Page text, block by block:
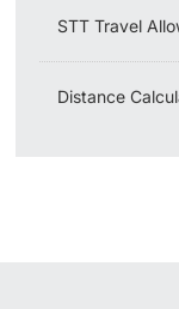
STT Travel
Distance